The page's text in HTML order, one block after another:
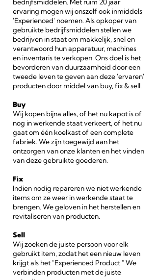
bedrijfsmiddelen. Met ruim 20 jaar
ervaring mogen wij onszelf ook inmiddels
'Experienced' noemen. Als opkoper van
gebruikte bedrijfsmiddelen stellen we
bedrijven in staat om makkelijk, snel en
verantwoord hun apparatuur, machines
en inventaris te verkopen. Ons doel is het
bevorderen van duurzaamheid door een
tweede leven te geven aan deze 'ervaren'
producten door middel van buy, fix & sell.
Buy
Wij kopen bijna alles, of het nu kapot is of
nog in werkende staat verkeert, of het nu
gaat om één koelkast of een complete
fabriek. We zijn toegewijd aan het
ontzorgen van onze klanten en het vinden
van deze gebruikte goederen.
Fix
Indien nodig repareren we niet werkende
items om ze weer in werkende staat te
brengen. We geloven in het herstellen en
revitaliseren van producten.
Sell
Wij zoeken de juiste persoon voor elk
gebruikt item, zodat het een nieuw leven
krijgt als het "Experienced Product." We
verbinden producten met de juiste